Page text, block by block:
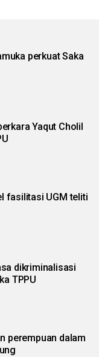
perkuat Saka
Yaqut Cholil
fasilitasi UGM teliti
dikriminalisasi
TPPU
perempuan dalam